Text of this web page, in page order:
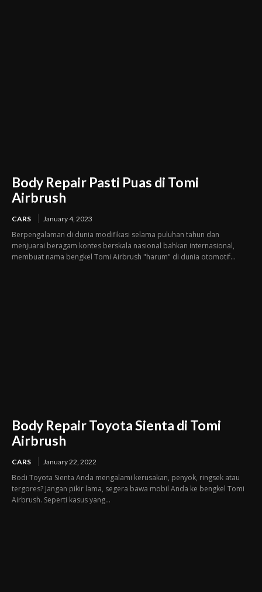
Body Repair Pasti Puas di Tomi
Airbrush
CARS January 4, 2023
Berpengalaman di dunia modifikasi selama puluhan tahun dan
menjuarai beragam kontes berskala nasional bahkan internasional,
membuat nama bengkel Tomi Airbrush "harum" di dunia otomotif...
Body Repair Toyota Sienta di Tomi
Airbrush
CARS January 22, 2022
Bodi Toyota Sienta Anda mengalami kerusakan, penyok, ringsek atau
tergores? Jangan pikir lama, segera bawa mobil Anda ke bengkel Tomi
Airbrush. Seperti kasus yang...